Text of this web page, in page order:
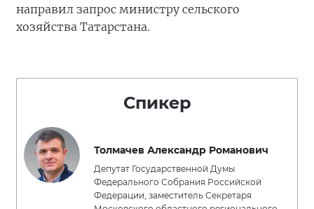
направил запрос министру сельского
хозяйства Татарстана.
Спикер
Толмачев Александр Романович
Депутат Государственной Думы
Федерального Собрания Российской
Федерации, заместитель Секретаря